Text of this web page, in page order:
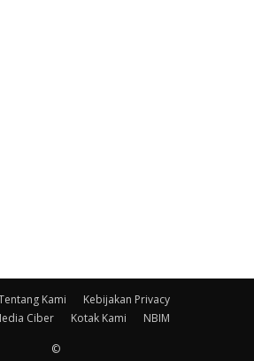
Kami
Kebijakan Privacy
Ciber
Kotak Kami NBIM
©